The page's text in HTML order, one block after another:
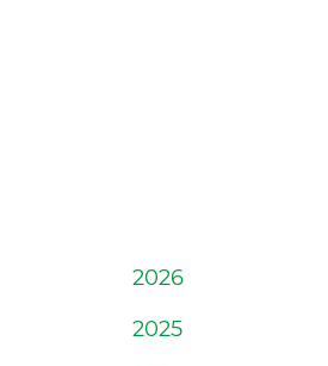
2026
2025